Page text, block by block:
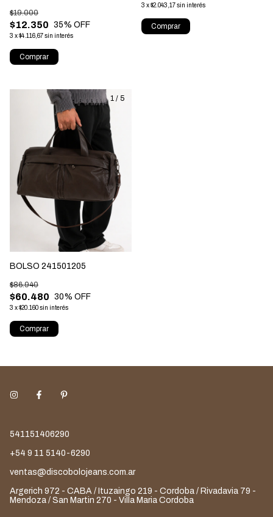
$12.350
$19.000
35% OFF
3 x$4.116,67sin interés
Comprar
3 x$2.043,17sin interés
Comprar
1 / 5
BOLSO 241501205
$60.480
$86.940
30% OFF
3 x$20.160sin interés
Comprar
541151406290
+54 9 11 5140-6290
ventas@discobolojeans.com.ar
Argerich 972 - CABA / Ituzaingo 219 - Cordoba / Rivadavia 79 -
Mendoza / San Martin 270 - Villa Maria Cordoba